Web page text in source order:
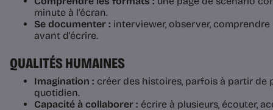
minute à l’écran.
Se documenter : interviewer, observer,
avant d’écrire.
QUALITÉS HUMAINES
Imagination : créer des histoires, parfois à partir de
quotidien.
Capacité à collaborer : écrire à plusieurs, écouter,